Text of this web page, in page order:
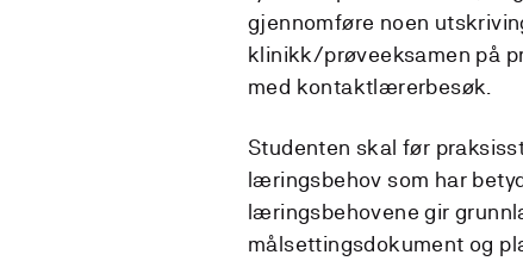
gjennomføre noen
klinikk/prøveeksamen på
med kontaktlærerbesøk.
Studenten skal før
læringsbehov som har
læringsbehovene gir
målsettingsdokument og